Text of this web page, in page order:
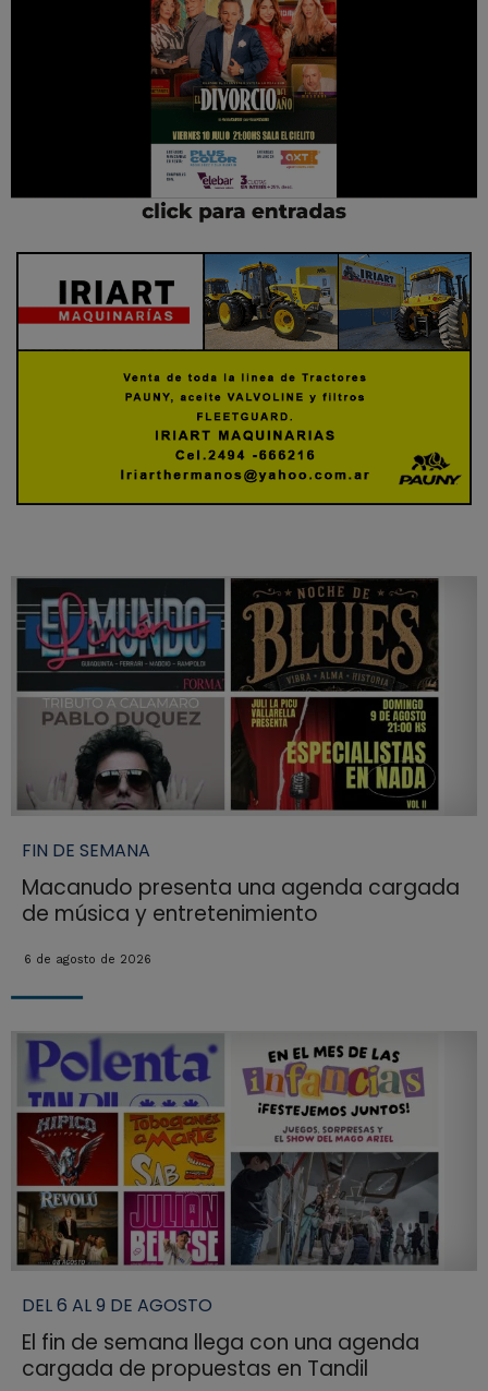
FIN DE SEMANA
Macanudo presenta una agenda cargada
de música y entretenimiento
6 de agosto de 2026
DEL 6 AL 9 DE AGOSTO
El fin de semana llega con una agenda
cargada de propuestas en Tandil